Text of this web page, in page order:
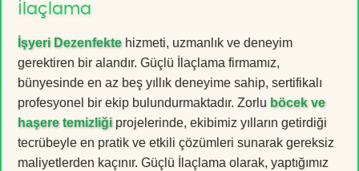
İlaçlama
İşyeri Dezenfektehizmeti, uzmanlık ve deneyim
gerektiren bir alandır. Güçlü İlaçlama firmamız,
bünyesinde en az beş yıllık deneyime sahip, sertifikalı
profesyonel bir ekip bulundurmaktadır. Zorlu böcek ve
haşere temizliği projelerinde, ekibimiz yılların getirdiği
tecrübeyle en pratik ve etkili çözümleri sunarak gereksiz
maliyetlerden kaçınır. Güçlü İlaçlama olarak, yaptığımız